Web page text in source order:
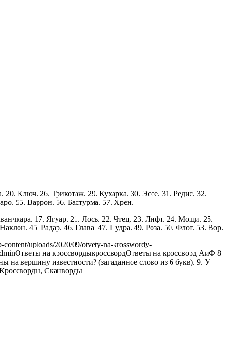
Ключ. 26. Трикотаж. 29. Кухарка. 30. Эссе. 31. Редис. 32.
55. Варрон. 56. Бастурма. 57. Хрен.
17. Ягуар. 21. Лось. 22. Чтец. 23. Лифт. 24. Мощи. 25.
45. Радар. 46. Глава. 47. Пудра. 49. Роза. 50. Флот. 53. Вор.
content/uploads/2020/09/otvety-na-krosswordy-
Ответы на кроссвордыкроссвордОтветы на кроссворд АиФ 8
на вершину известности? (загаданное слово из 6 букв). 9. У
Кроссворды, Сканворды